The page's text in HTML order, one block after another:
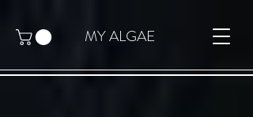
MY ALGAE